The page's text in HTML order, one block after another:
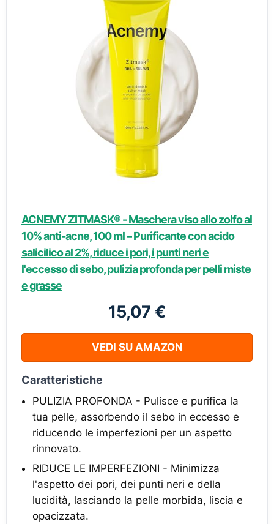
ACNEMY ZITMASK® - Maschera viso allo zolfo al
10% anti-acne, 100 ml – Purificante con acido
salicilico al 2%, riduce i pori, i punti neri e
l'eccesso di sebo, pulizia profonda per pelli miste
e grasse
15,07 €
VEDI SU AMAZON
Caratteristiche
PULIZIA PROFONDA - Pulisce e purifica la
tua pelle, assorbendo il sebo in eccesso e
riducendo le imperfezioni per un aspetto
rinnovato.
RIDUCE LE IMPERFEZIONI - Minimizza
l'aspetto dei pori, dei punti neri e della
lucidità, lasciando la pelle morbida, liscia e
opacizzata.